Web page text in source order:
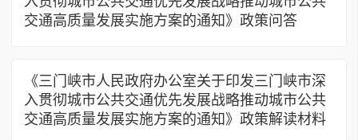
交通高质量发展实施方案的通知》政策问答
《三门峡市人民政府办公室关于印发三门峡市深
入贯彻城市公共交通优先发展战略推动城市公共
交通高质量发展实施方案的通知》政策解读材料